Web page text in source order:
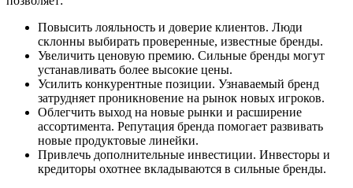
Повысить лояльность и доверие клиентов. Люди
склонны выбирать проверенные, известные бренды.
Увеличить ценовую премию. Сильные бренды могут
устанавливать более высокие цены.
Усилить конкурентные позиции. Узнаваемый бренд
затрудняет проникновение на рынок новых игроков.
Облегчить выход на новые рынки и расширение
ассортимента. Репутация бренда помогает развивать
новые продуктовые линейки.
Привлечь дополнительные инвестиции. Инвесторы и
кредиторы охотнее вкладываются в сильные бренды.